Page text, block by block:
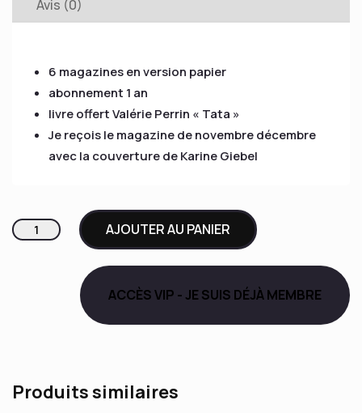
Avis (0)
6 magazines en version papier
abonnement 1 an
livre offert Valérie Perrin « Tata »
Je reçois le magazine de novembre décembre
avec la couverture de Karine Giebel
quantité
Abonnement
Livre
Valérie
AJOUTER AU PANIER
ACCÈS VIP - JE SUIS DÉJÀ MEMBRE
Produits similaires